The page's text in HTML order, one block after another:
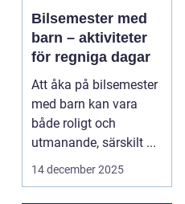
Bilsemester med
barn – aktiviteter
för regniga dagar
Att åka på bilsemester
med barn kan vara
både roligt och
utmanande, särskilt ...
14 december 2025